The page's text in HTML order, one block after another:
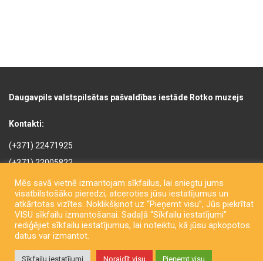
Daugavpils valstspilsētas pašvaldības iestāde Rotko muzejs
Kontakti:
(+371) 22471925
(+371) 22005822
rotkomuzejs@daugavpils.lv
Mihaila iela 3, Daugavpils,
LV-5401, Latvija
Mēs savā vietnē izmantojam sīkfailus, lai sniegtu jums
visatbilstošāko pieredzi, atceroties jūsu iestatījumus un
atkārtotas vizītes. Noklikšķinot uz “Pieņemt visu”, Jūs piekrītat
VISU sīkfailu izmantošanai. Sadaļā “Sīkfailu iestatījumi”
rediģējiet sīkfailu iestatījumus, lai noteiktu, kā jūsu apkopotos
datus var izmantot.
Sīkfailu iestatījumi Noraidīt visu Pieņemt visu